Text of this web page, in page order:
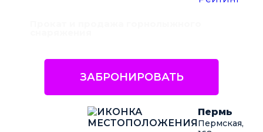
ЗАБРОНИРОВАТЬ
Пермь
Пермская,